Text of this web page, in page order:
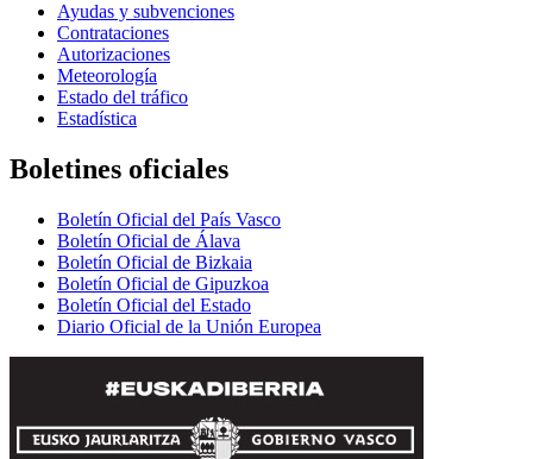
Ayudas y subvenciones
Contrataciones
Autorizaciones
Meteorología
Estado del tráfico
Estadística
Boletines oficiales
Boletín Oficial del País Vasco
Boletín Oficial de Álava
Boletín Oficial de Bizkaia
Boletín Oficial de Gipuzkoa
Boletín Oficial del Estado
Diario Oficial de la Unión Europea